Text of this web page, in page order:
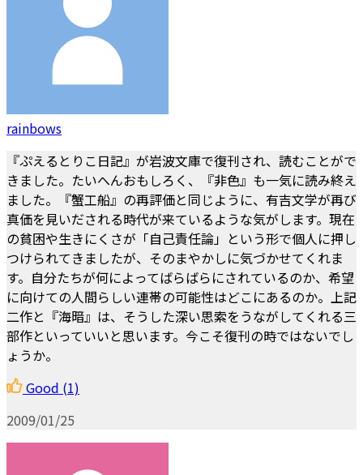
rainbows
『ぷえるとりこ日記』が岩波文庫で復刊され、読むことがで
きました。たいへんおもしろく、『非色』も一気に読み終え
ました。『蟹工船』の再評価と同じように、有吉文学が再び
真価を見いだされる時代が来ているような気がします。現在
の貧困や生きにくさが「自己責任論」という形で個人に押し
つけられてきましたが、そのまやかしに気づかせてくれま
す。自分たちが何によってばらばらにされているのか、希望
に向けての人間らしい連帯の可能性はどこにあるのか。上記
二作と『海暗』は、そうした深い思索をうながしてくれる三
部作といっていいと思います。今こそ復刊の時ではないでし
ょうか。
Good (1)
2009/01/25